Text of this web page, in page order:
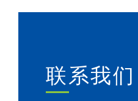
联系我们